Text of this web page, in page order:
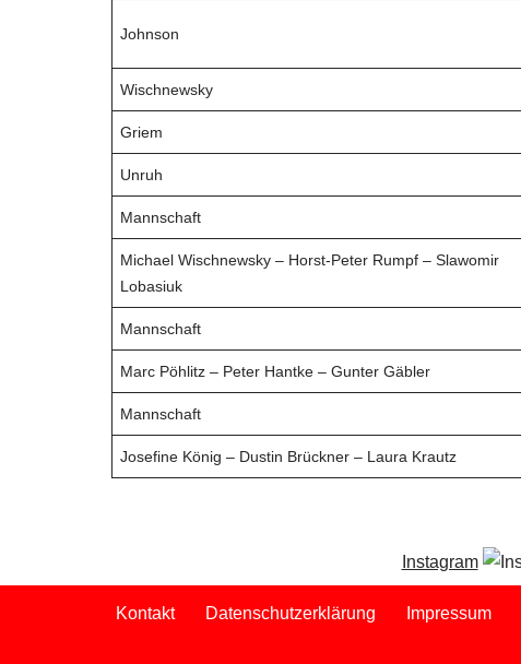
Johnson
Wischnewsky
Griem
Unruh
Mannschaft
Michael Wischnewsky – Horst-Peter Rumpf – Slawomir
Lobasiuk
Mannschaft
Marc Pöhlitz – Peter Hantke – Gunter Gäbler
Mannschaft
Josefine König – Dustin Brückner – Laura Krautz
Instagram
Kontakt Datenschutzerklärung Impressum